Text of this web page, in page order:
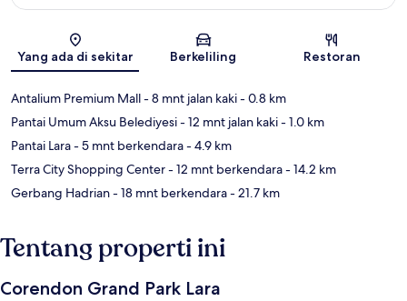
Peta
Yang ada di sekitar Berkeliling Restoran
Antalium Premium Mall- 8 mnt jalan kaki- 0.8 km
Pantai Umum Aksu Belediyesi- 12 mnt jalan kaki- 1.0 km
Pantai Lara- 5 mnt berkendara- 4.9 km
Terra City Shopping Center- 12 mnt berkendara- 14.2 km
Gerbang Hadrian- 18 mnt berkendara- 21.7 km
Tentang properti ini
Corendon Grand Park Lara